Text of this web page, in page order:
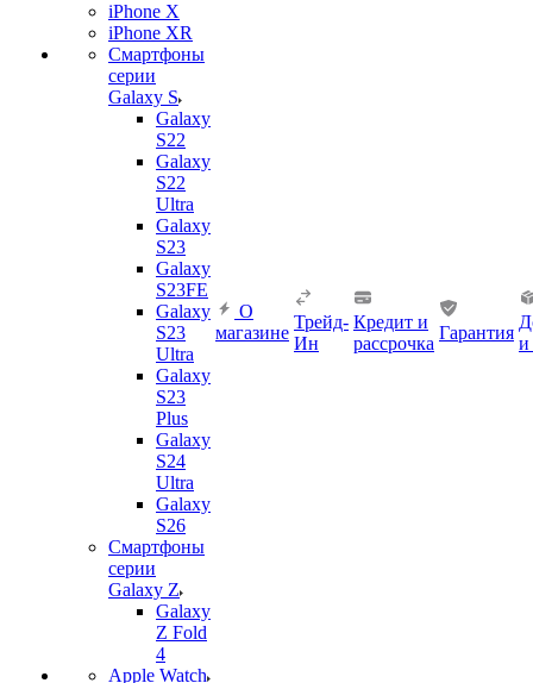
iPhone X
iPhone XR
Смартфоны
серии
Galaxy S
Galaxy
S22
Galaxy
S22
Ultra
Galaxy
S23
Galaxy
S23FE
Galaxy
S23
Ultra
Galaxy
S23
Plus
Galaxy
S24
Ultra
Galaxy
S26
Смартфоны
серии
Galaxy Z
Galaxy
Z Fold
4
Apple Watch
О
магазине
Трейд-
Ин
Кредит и
рассрочка
Гарантия
и